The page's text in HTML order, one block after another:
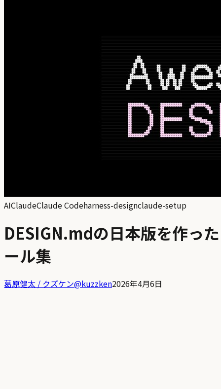
AIClaudeClaude Codeharness-designclaude-setup
DESIGN.mdの日本版を作っ
ール集
葛原健太 / クズケン@kuzzken2026年4月6日